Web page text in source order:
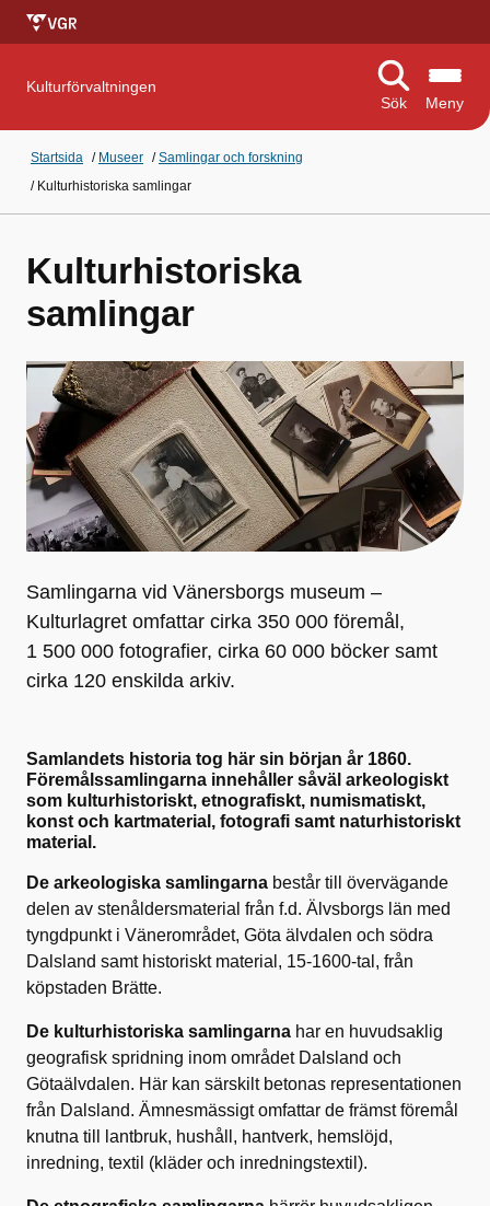
Kulturförvaltningen
Sök
Meny
Startsida / Museer /Samlingar och forskning
/ Kulturhistoriska samlingar
Kulturhistoriska
samlingar
Samlingarna vid Vänersborgs museum –
Kulturlagret omfattar cirka 350 000 föremål,
1 500 000 fotografier, cirka 60 000 böcker samt
cirka 120 enskilda arkiv.
Samlandets historia tog här sin början år 1860.
Föremålssamlingarna innehåller såväl arkeologiskt
som kulturhistoriskt, etnografiskt, numismatiskt,
konst och kartmaterial, fotografi samt naturhistoriskt
material.
De arkeologiska samlingarna består till övervägande
delen av stenåldersmaterial från f.d. Älvsborgs län med
tyngdpunkt i Vänerområdet, Göta älvdalen och södra
Dalsland samt historiskt material, 15-1600-tal, från
köpstaden Brätte.
De kulturhistoriska samlingarna har en huvudsaklig
geografisk spridning inom området Dalsland och
Götaälvdalen. Här kan särskilt betonas representationen
från Dalsland. Ämnesmässigt omfattar de främst föremål
knutna till lantbruk, hushåll, hantverk, hemslöjd,
inredning, textil (kläder och inredningstextil).